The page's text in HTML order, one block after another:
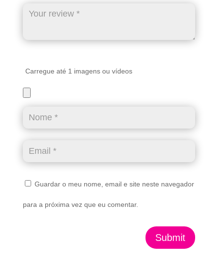
Carregue até 1 imagens ou vídeos
Guardar o meu nome, email e site neste navegador
para a próxima vez que eu comentar.
Submit